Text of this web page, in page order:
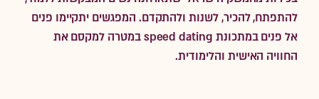
להתפתח, להכיר, לשנות ולהתקדם. המפגשים יתקיימו פנים
אל פנים במתכונת speed dating במטרה למקסם את
החוויה האישית והלימודית.